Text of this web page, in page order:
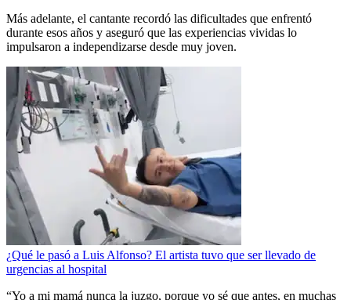
Más adelante, el cantante recordó las dificultades que enfrentó
durante esos años y aseguró que las experiencias vividas lo
impulsaron a independizarse desde muy joven.
¿Qué le pasó a Luis Alfonso? El artista tuvo que ser llevado de
urgencias al hospital
“Yo a mi mamá nunca la juzgo, porque yo sé que antes, en muchas